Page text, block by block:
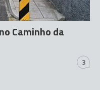
Caminho da
3